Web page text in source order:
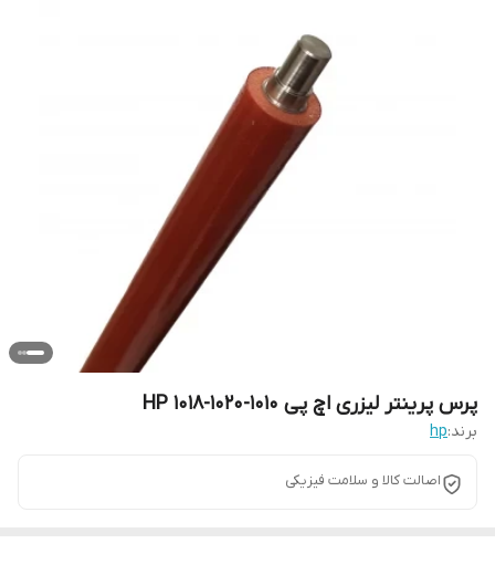
پرس پرینتر لیزری اچ پی 1010-1020-1018 HP
برند:hp
اصالت کالا و سلامت فیزیکی